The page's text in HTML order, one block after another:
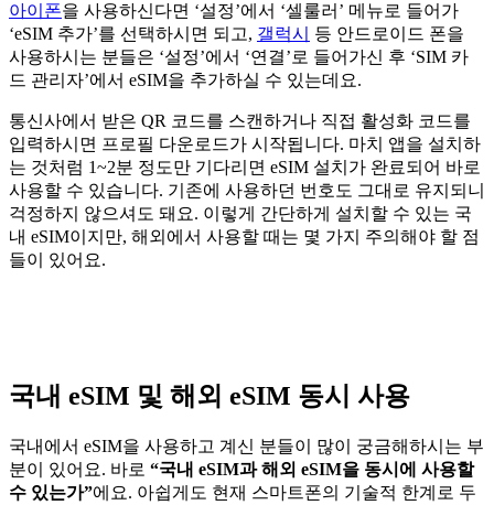
아이폰을 사용하신다면 ‘설정’에서 ‘셀룰러’ 메뉴로 들어가
‘eSIM 추가’를 선택하시면 되고, 갤럭시
등 안드로이드 폰을
사용하시는 분들은 ‘설정’에서 ‘연결’로 들어가신 후 ‘SIM 카
드 관리자’에서 eSIM을 추가하실 수 있는데요.
통신사에서 받은 QR 코드를 스캔하거나 직접 활성화 코드를
입력하시면 프로필 다운로드가 시작됩니다. 마치 앱을 설치하
는 것처럼 1~2분 정도만 기다리면 eSIM 설치가 완료되어 바로
사용할 수 있습니다. 기존에 사용하던 번호도 그대로 유지되니
걱정하지 않으셔도 돼요. 이렇게 간단하게 설치할 수 있는 국
내 eSIM이지만, 해외에서 사용할 때는 몇 가지 주의해야 할 점
들이 있어요.
국내 eSIM 및 해외 eSIM 동시 사용
국내에서 eSIM을 사용하고 계신 분들이 많이 궁금해하시는 부
분이 있어요. 바로 “국내 eSIM과 해외 eSIM을 동시에 사용할
수 있는가”에요. 아쉽게도 현재 스마트폰의 기술적 한계로 두